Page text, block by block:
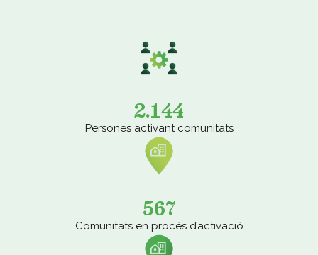
2.144
Persones activant comunitats
567
Comunitats en procés d’activació